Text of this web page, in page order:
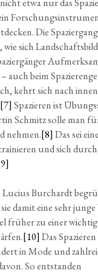
Die
sich
auch beim
kehrt sich nach
[7] Spa­zie­ren ist
Schmitz sol­le man
neh­men.[8] Das sei
und sich durch
Luci­us Bur­chardt
damit eine sehr
frü­her zu einer
[10] Das
in Mode und
So ent­stan­den